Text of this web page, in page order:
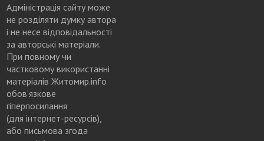
Адміністрація сайту може
не розділяти думку автора
і не несе відповідальності
за авторські матеріали.
При повному чи
частковому використанні
матеріалів Житомир.info
обов’язкове
гіперпосилання
(для інтернет-ресурсів),
або письмова згода